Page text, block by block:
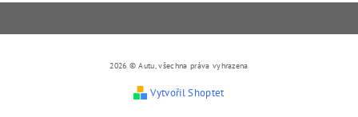
2026 © Autu, všechna práva vyhrazena
Vytvořil Shoptet